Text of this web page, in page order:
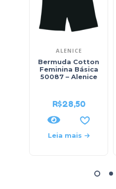
ALENICE
Bermuda Cotton
Feminina Básica
50087 – Alenice
R$28,50
Leia mais